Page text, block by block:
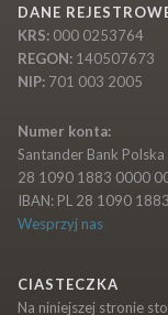
DANE
KRS:000 0253764
REGON:140507673
NIP:701 003 2005
Numer konta:
Santander Bank Polska
28 1090 1883 0000
IBAN: PL 28 1090
Wesprzyj nas
CIASTECZKA
Na niniejszej stronie